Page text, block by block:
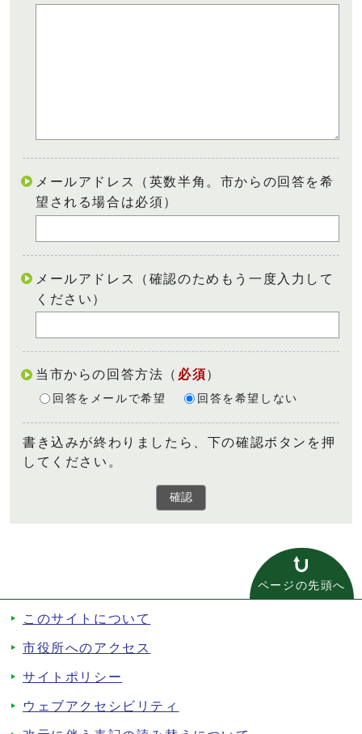
メールアドレス（英数半角。市からの回答を希
望される場合は必須）
メールアドレス（確認のためもう一度入力して
ください）
当市からの回答方法 （ 必須）
回答をメールで希望 回答を希望しない
書き込みが終わりましたら、下の確認ボタンを押
してください。
確認
ページの先頭へ
このサイトについて
市役所へのアクセス
サイトポリシー
ウェブアクセシビリティ